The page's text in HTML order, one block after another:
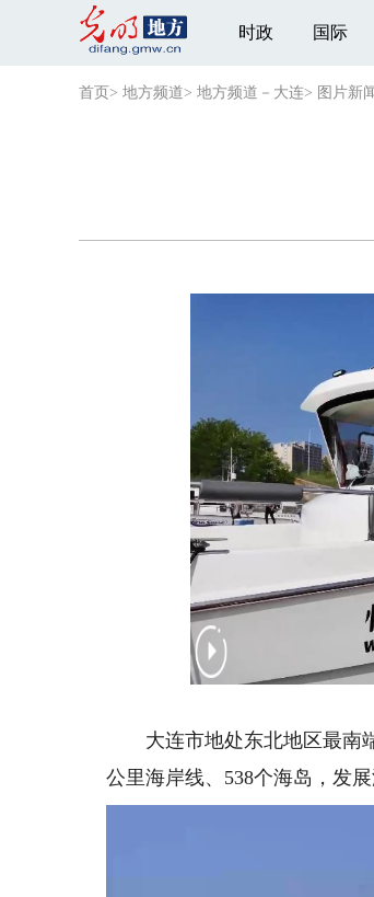
时政 国际
首页 > 地方频道> 地方频道－大连> 图片新
大连市地处东北地区最南端
公里海岸线、538个海岛，发